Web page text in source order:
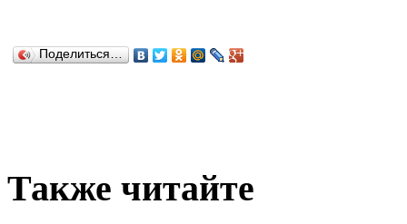
Поделиться…
Также читайте